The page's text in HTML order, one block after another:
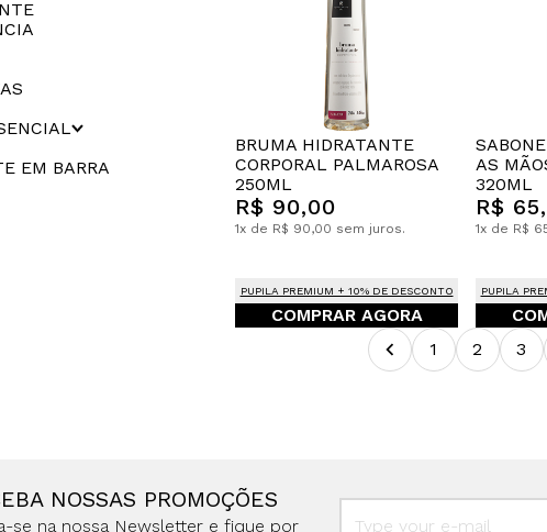
EM BARRA
BRUMA HIDRATANTE
CORPORAL PALMAROSA
250ML
R$ 90,00
1x de R$ 90,00 sem juros.
PUPILA PREMIUM + 10% DE DESCONTO
COMPRAR AGORA
AS
320ML
R$
1x de R$
PUPILA
1
2 3
NOSSAS PROMOÇÕES
se na nossa Newsletter e fique por